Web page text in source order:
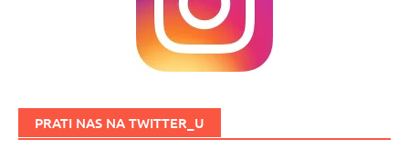
PRATI NAS NA TWITTER_U